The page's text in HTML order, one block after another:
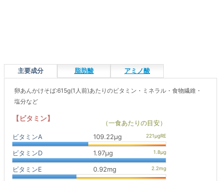
主要成分 脂肪酸 アミノ酸
卵あんかけそば:615g(1人前)あたりのビタミン・ミネラル・食物繊維・
塩分など
【ビタミン】
（一食あたりの目安）
ビタミンA
109.22μg
ビタミンD 1.97μg
ビタミンE 0.92mg